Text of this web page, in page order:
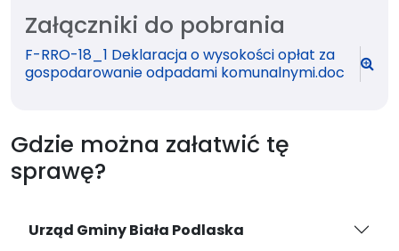
Załączniki do pobrania
F-RRO-18_1 Deklaracja o wysokości opłat za
gospodarowanie odpadami komunalnymi.doc
Gdzie można załatwić tę
sprawę?
Urząd Gminy Biała Podlaska